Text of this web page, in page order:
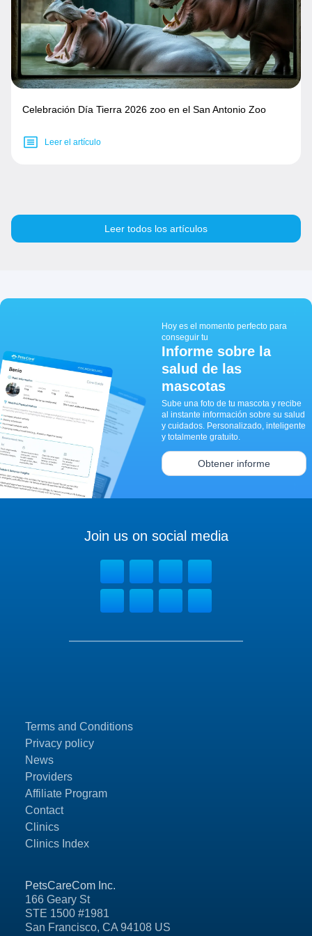
Celebración Día Tierra 2026 zoo en el San Antonio Zoo
Leer el artículo
Leer todos los artículos
Hoy es el momento perfecto para
conseguir tu
Informe sobre la
salud de las
mascotas
Sube una foto de tu mascota y recibe
al instante información sobre su salud
y cuidados. Personalizado, inteligente
y totalmente gratuito.
Obtener informe
PetsCareCom Inc.
166 Geary St
STE 1500 #1981
San Francisco, CA 94108 US
Terms and Conditions
Privacy policy
News
Providers
Affiliate Program
Contact
Clinics
Clinics Index
Join us on social media